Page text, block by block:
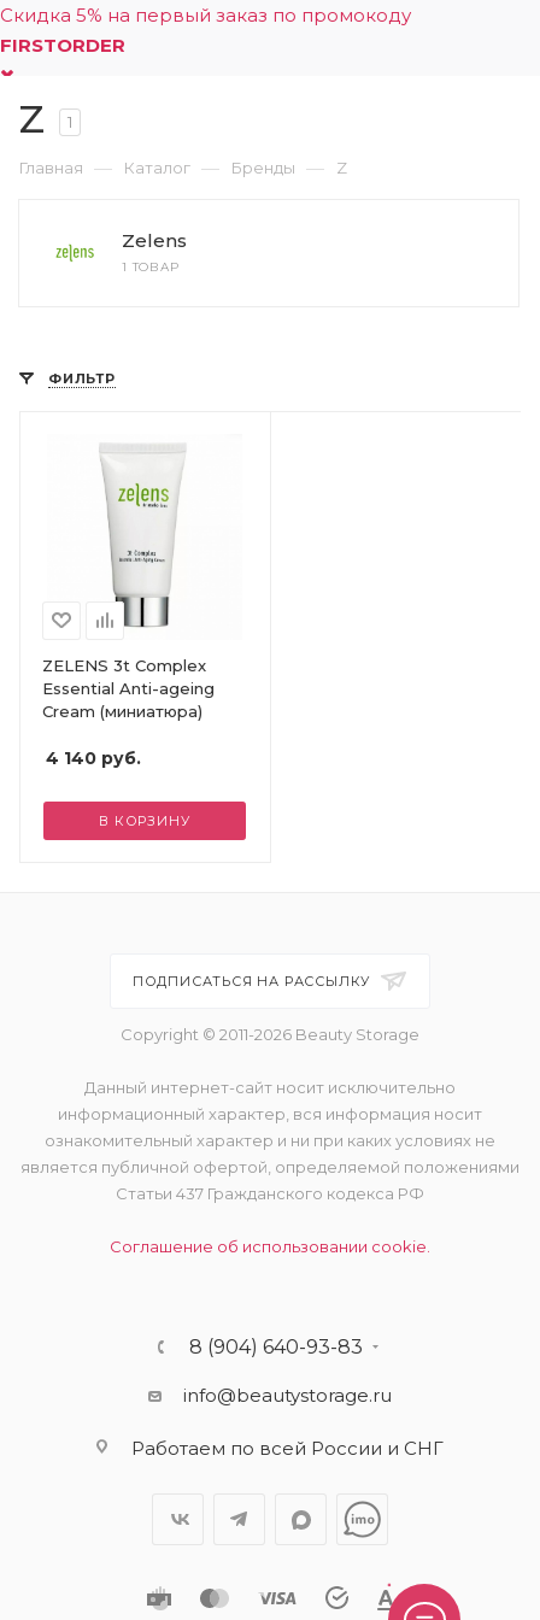
Скидка 5% на первый заказ по промокоду
FIRSTORDER
Z 1
Главная — Каталог — Бренды — Z
Zelens
1 ТОВАР
ФИЛЬТР
ZELENS 3t Complex
Essential Anti-ageing
Cream (миниатюра)
4 140 руб.
В КОРЗИНУ
ПОДПИСАТЬСЯ НА РАССЫЛКУ
Copyright © 2011-2026 Beauty Storage
Данный интернет-сайт носит исключительно
информационный характер, вся информация носит
ознакомительный характер и ни при каких условиях не
является публичной офертой, определяемой положениями
Статьи 437 Гражданского кодекса РФ
Соглашение об использовании cookie.
8 (904) 640-93-83
info@beautystorage.ru
Работаем по всей России и СНГ